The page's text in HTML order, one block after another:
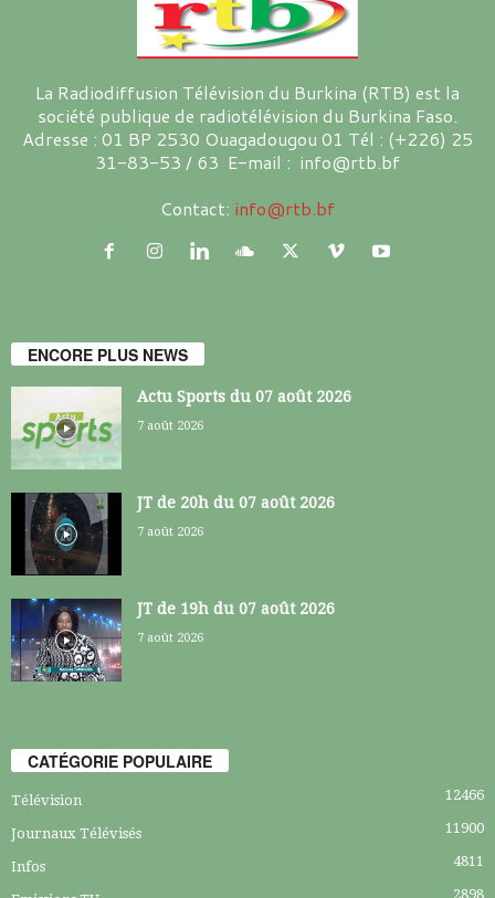
La Radiodiffusion Télévision du Burkina (RTB) est la
société publique de radiotélévision du Burkina Faso.
Adresse : 01 BP 2530 Ouagadougou 01 Tél : (+226) 25
31-83-53 / 63 E-mail : info@rtb.bf
Contact: info@rtb.bf
ENCORE PLUS NEWS
Actu Sports du 07 août 2026
7 août 2026
JT de 20h du 07 août 2026
7 août 2026
JT de 19h du 07 août 2026
7 août 2026
CATÉGORIE POPULAIRE
Télévision 12466
Journaux Télévisés 11900
Infos 4811
2898